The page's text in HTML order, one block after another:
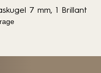
7 mm, 1 Brillant